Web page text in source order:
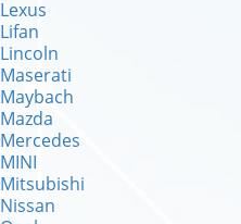
Lexus
Lifan
Lincoln
Maserati
Maybach
Mazda
Mercedes
MINI
Mitsubishi
Nissan